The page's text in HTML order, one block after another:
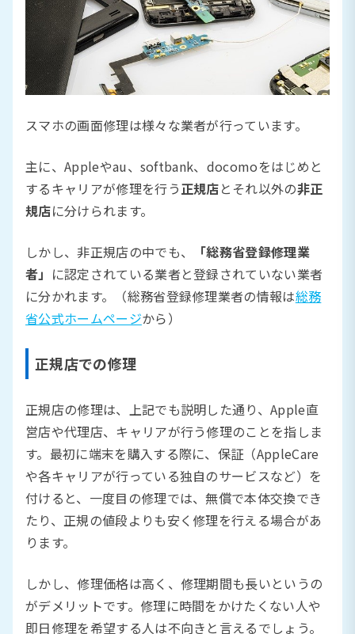
スマホの画面修理は様々な業者が行っています。
主に、Appleやau、softbank、docomoをはじめと
するキャリアが修理を行う正規店とそれ以外の非正
規店に分けられます。
しかし、非正規店の中でも、
「総務省登録修理業
者」 に認定されている業者と登録されていない業者
に分かれます。（総務省登録修理業者の情報は総務
省公式ホームページから）
正規店での修理
正規店の修理は、上記でも説明した通り、Apple直
営店や代理店、キャリアが行う修理のことを指しま
す。最初に端末を購入する際に、保証（AppleCare
や各キャリアが行っている独自のサービスなど）を
付けると、一度目の修理では、無償で本体交換でき
たり、正規の値段よりも安く修理を行える場合があ
ります。
しかし、修理価格は高く、修理期間も長いというの
がデメリットです。修理に時間をかけたくない人や
即日修理を希望する人は不向きと言えるでしょう。